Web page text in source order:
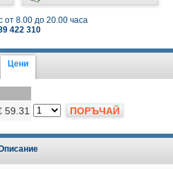
от 8.00 до 20.00 часа
422 310
Цени
59.31 ПОРЪЧАЙ